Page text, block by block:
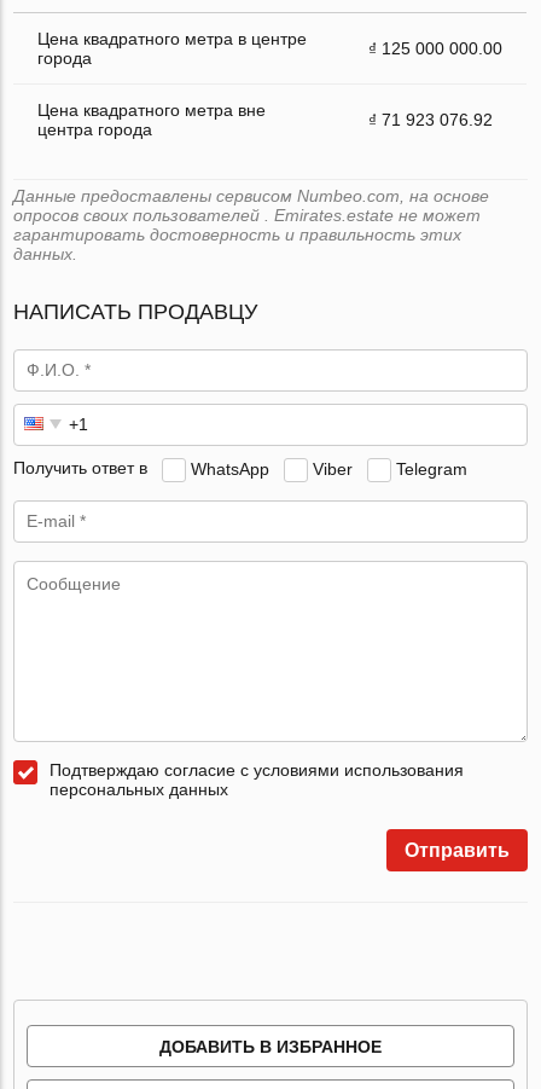
Цена квадратного метра в центре
города
₫ 125 000 000.00
Цена квадратного метра вне
центра города
₫ 71 923 076.92
Данные предоставлены сервисом Numbeo.com, на основе
опросов своих пользователей . Emirates.estate не может
гарантировать достоверность и правильность этих
данных.
НАПИСАТЬ ПРОДАВЦУ
Получить ответ в WhatsApp Viber Telegram
Подтверждаю согласие с условиями использования
персональных данных
Отправить
ДОБАВИТЬ В ИЗБРАННОЕ